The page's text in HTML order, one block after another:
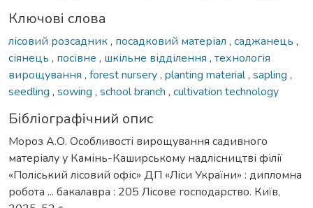
Ключові слова
лісовий розсадник, посадковий матеріал , саджанець ,
сіянець , посівне , шкільне відділення , технологія
вирощування , forest nursery, planting material, sapling ,
seedling , sowing , school branch , cultivation technology
Бібліографічний опис
Мороз А.О. Особливості вирощування садивного
матеріалу у Камінь-Каширському надлісництві філії
«Поліський лісовий офіс» ДП «Ліси України» : дипломна
робота ... бакалавра : 205 Лісове господарство. Київ,